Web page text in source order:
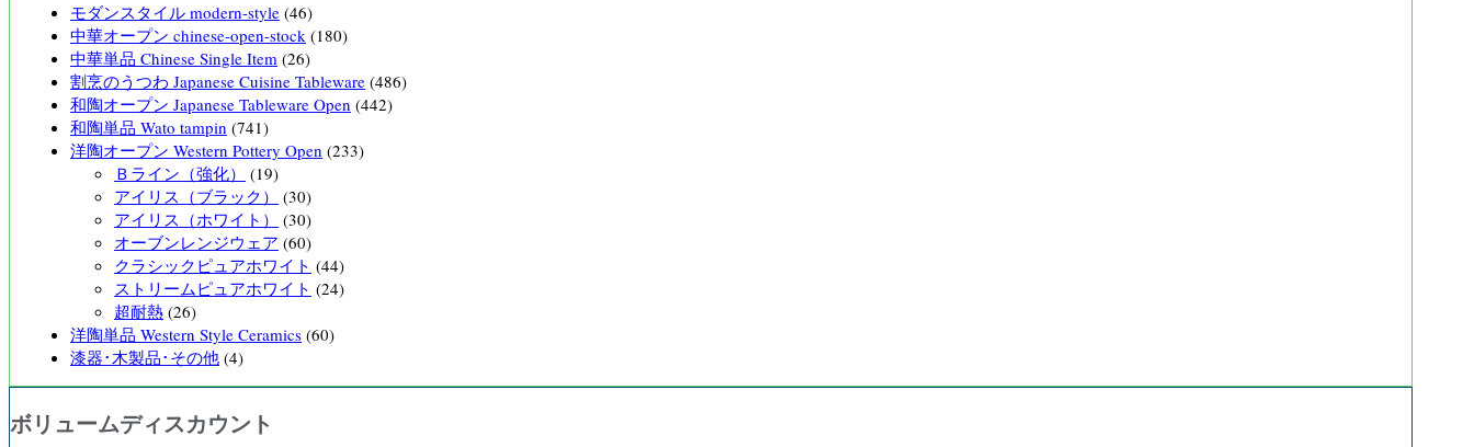
モダンスタイル modern-style (46)
中華オープン chinese-open-stock (180)
中華単品 Chinese Single Item (26)
割烹のうつわ Japanese Cuisine Tableware (486)
和陶オープン Japanese Tableware Open (442)
和陶単品 Wato tampin (741)
洋陶オープン Western Pottery Open (233)
Ｂライン（強化）
(19)
アイリス（ブラック）
(30)
アイリス（ホワイト）
(30)
オーブンレンジウェア (60)
クラシックピュアホワイト (44)
ストリームピュアホワイト (24)
超耐熱 (26)
洋陶単品 Western Style Ceramics (60)
漆器･木製品･その他 (4)
ボリュームディスカウント